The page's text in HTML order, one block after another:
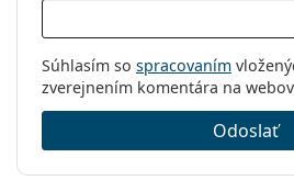
Súhlasím so spracovaním
zverejnením komentára na
Odoslať